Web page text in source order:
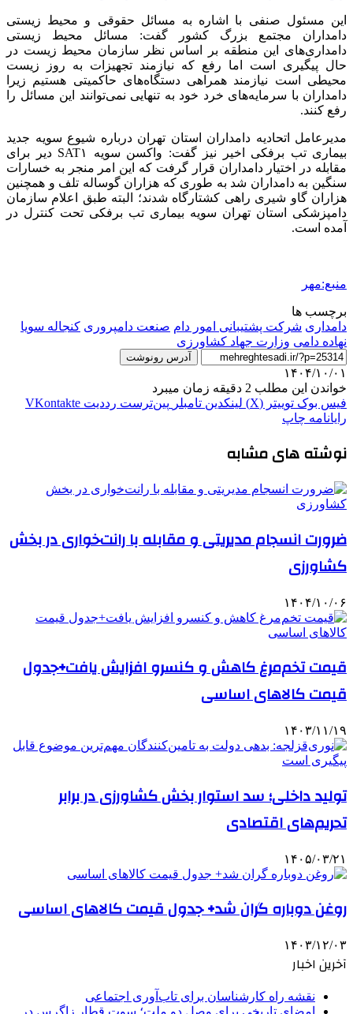
این مسئول صنفی با اشاره به مسائل حقوقی و محیط زیستی
دامداران مجتمع بزرگ کشور گفت: مسائل محیط زیستی
دامداری‌های این منطقه بر اساس نظر سازمان محیط زیست در
حال پیگیری است اما رفع که نیازمند تجهیزات به روز زیست
محیطی است نیازمند همراهی دستگاه‌های حاکمیتی هستیم زیرا
دامداران با سرمایه‌های خرد خود به تنهایی نمی‌توانند این مسائل را
رفع کنند.
مدیرعامل اتحادیه دامداران استان تهران درباره شیوع سویه جدید
بیماری تب برفکی اخیر نیز گفت: واکسن سویه SAT۱ دیر برای
مقابله در اختیار دامداران قرار گرفت که این امر منجر به خسارات
سنگین به دامداران شد به طوری که هزاران گوساله تلف و همچنین
هزاران گاو شیری راهی کشتارگاه شدند؛ البته طبق اعلام سازمان
دامپزشکی استان تهران سویه بیماری تب برفکی تحت کنترل در
آمده است.
منبع:مهر
برچسب ها
دامداری شرکت پشتیبانی امور دام صنعت دامپروری کنجاله سویا
نهاده دامی وزارت جهاد کشاورزی
آدرس رونوشت
۱۴۰۴/۱۰/۰۱
خواندن این مطلب 2 دقیقه زمان میبرد
فیس بوک توییتر (X) لینکدین ‫تامبلر ‫پین‌ترست ‫رددیت ‫VKontakte
رایانامه چاپ
نوشته های مشابه
ضرورت انسجام مدیریتی و مقابله با رانت‌خواری در بخش
کشاورزی
۱۴۰۴/۱۰/۰۶
قیمت تخم‌مرغ کاهش و کنسرو افزایش یافت+جدول
قیمت کالاهای اساسی
۱۴۰۳/۱۱/۱۹
تولید داخلی؛ سد استوار بخش کشاورزی در برابر
تحریم‌های اقتصادی
۱۴۰۵/۰۳/۲۱
روغن دوباره گران شد+ جدول قیمت کالاهای اساسی
۱۴۰۳/۱۲/۰۳
آخرین اخبار
نقشه راه کارشناسان برای تاب‌آوری اجتماعی
امضای تاریخی برای وصل دو ملت؛ سوت قطار زاگرس در